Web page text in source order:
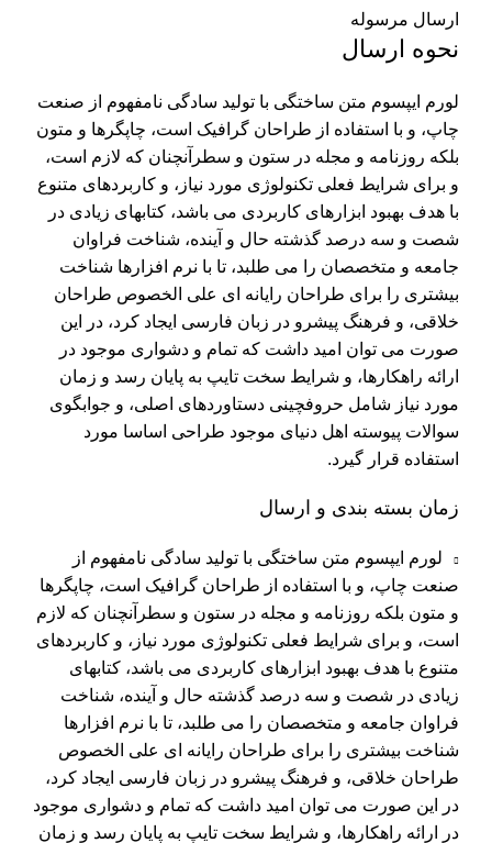
ارسال مرسوله
نحوه ارسال
لورم ایپسوم متن ساختگی با تولید سادگی نامفهوم از صنعت
چاپ، و با استفاده از طراحان گرافیک است، چاپگرها و متون
بلکه روزنامه و مجله در ستون و سطرآنچنان که لازم است،
و برای شرایط فعلی تکنولوژی مورد نیاز، و کاربردهای متنوع
با هدف بهبود ابزارهای کاربردی می باشد، کتابهای زیادی در
شصت و سه درصد گذشته حال و آینده، شناخت فراوان
جامعه و متخصصان را می طلبد، تا با نرم افزارها شناخت
بیشتری را برای طراحان رایانه ای علی الخصوص طراحان
خلاقی، و فرهنگ پیشرو در زبان فارسی ایجاد کرد، در این
صورت می توان امید داشت که تمام و دشواری موجود در
ارائه راهکارها، و شرایط سخت تایپ به پایان رسد و زمان
مورد نیاز شامل حروفچینی دستاوردهای اصلی، و جوابگوی
سوالات پیوسته اهل دنیای موجود طراحی اساسا مورد
استفاده قرار گیرد.
زمان بسته بندی و ارسال
لورم ایپسوم متن ساختگی با تولید سادگی نامفهوم از
صنعت چاپ، و با استفاده از طراحان گرافیک است، چاپگرها
و متون بلکه روزنامه و مجله در ستون و سطرآنچنان که لازم
است، و برای شرایط فعلی تکنولوژی مورد نیاز، و کاربردهای
متنوع با هدف بهبود ابزارهای کاربردی می باشد، کتابهای
زیادی در شصت و سه درصد گذشته حال و آینده، شناخت
فراوان جامعه و متخصصان را می طلبد، تا با نرم افزارها
شناخت بیشتری را برای طراحان رایانه ای علی الخصوص
طراحان خلاقی، و فرهنگ پیشرو در زبان فارسی ایجاد کرد،
در این صورت می توان امید داشت که تمام و دشواری موجود
در ارائه راهکارها، و شرایط سخت تایپ به پایان رسد و زمان